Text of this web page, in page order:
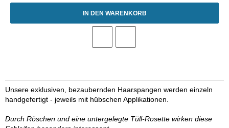
IN DEN WARENKORB
Unsere exklusiven, bezaubernden Haarspangen werden einzeln
handgefertigt - jeweils mit hübschen Applikationen.
Durch Röschen und eine untergelegte Tüll-Rosette wirken diese